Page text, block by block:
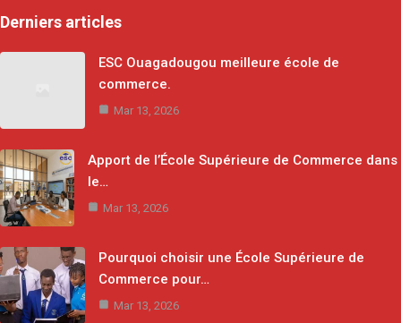
Derniers articles
ESC Ouagadougou meilleure école de
commerce.
Mar 13, 2026
Apport de l’École Supérieure de Commerce dans
le…
Mar 13, 2026
Pourquoi choisir une École Supérieure de
Commerce pour…
Mar 13, 2026